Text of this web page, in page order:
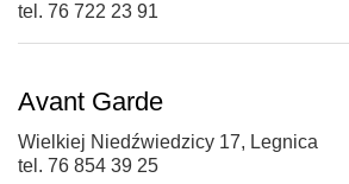
tel. 76 722 23 91
Avant Garde
Wielkiej Niedźwiedzicy 17, Legnica
tel. 76 854 39 25